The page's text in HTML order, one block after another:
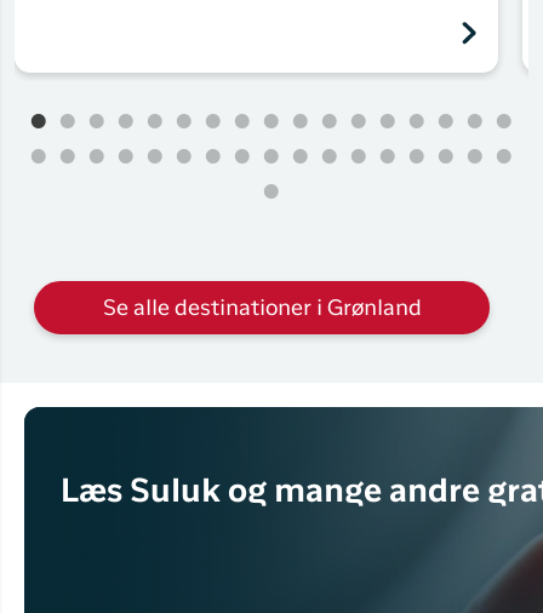
Se alle destinationer i Grønland
Læs Suluk og mange andre